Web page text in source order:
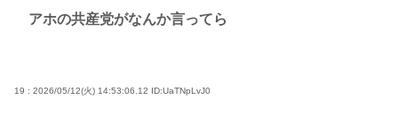
アホの共産党がなんか言ってら
19 : 2026/05/12(火) 14:53:06.12 ID:UaTNpLvJ0